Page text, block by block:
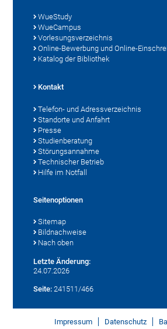
WueStudy
WueCampus
Vorlesungsverzeichnis
Online-Bewerbung und Online-
Katalog der Bibliothek
Kontakt
Telefon- und Adressverzeichnis
Standorte und Anfahrt
Presse
Studienberatung
Störungsannahme
Technischer Betrieb
Hilfe im Notfall
Seitenoptionen
Sitemap
Bildnachweise
Nach oben
Letzte Änderung:
24.07.2026
Seite: 241511/466
Impressum Datenschutz